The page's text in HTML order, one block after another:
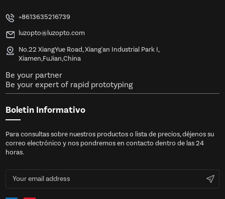
+8613635216739
luzopto@luzopto.com
No.22 XiangYue Road, Xiang'an Industrial Park I,
Xiamen,FuJian,China
Be your partner
Be your expert of rapid prototyping
Boletin Informativo
Para consultas sobre nuestros productos o lista de precios, déjenos su
correo electrónico y nos pondremos en contacto dentro de las 24
horas.